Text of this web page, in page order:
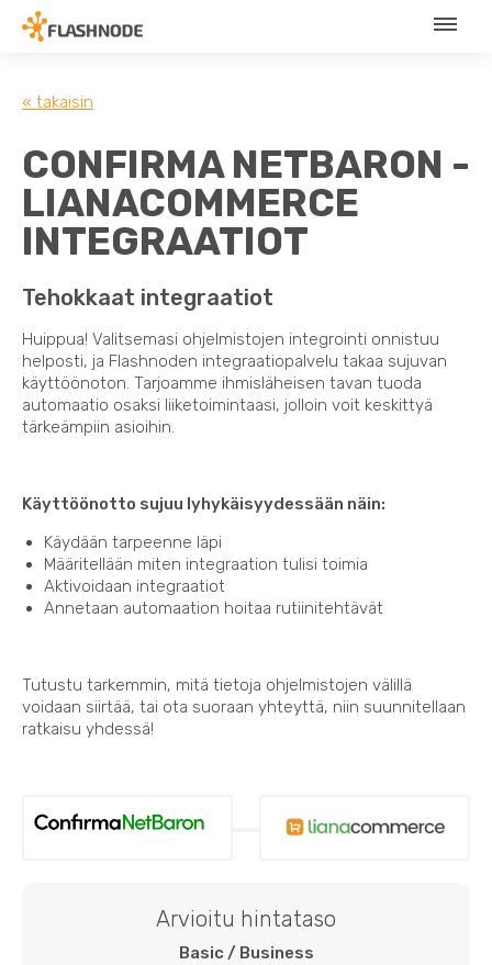
« takaisin
CONFIRMA NETBARON -
LIANACOMMERCE
INTEGRAATIOT
Tehokkaat integraatiot
Huippua! Valitsemasi ohjelmistojen integrointi onnistuu
helposti, ja Flashnoden integraatiopalvelu takaa sujuvan
käyttöönoton. Tarjoamme ihmisläheisen tavan tuoda
automaatio osaksi liiketoimintaasi, jolloin voit keskittyä
tärkeämpiin asioihin.
Käyttöönotto sujuu lyhykäisyydessään näin:
Käydään tarpeenne läpi
Määritellään miten integraation tulisi toimia
Aktivoidaan integraatiot
Annetaan automaation hoitaa rutiinitehtävät
Tutustu tarkemmin, mitä tietoja ohjelmistojen välillä
voidaan siirtää, tai ota suoraan yhteyttä, niin suunnitellaan
ratkaisu yhdessä!
Arvioitu hintataso
Basic / Business